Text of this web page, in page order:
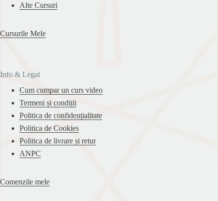
Alte Cursuri
Cursurile Mele
Info & Legal
Cum cumpar un curs video
Termeni și condiții
Politica de confidențialitate
Politica de Cookies
Politica de livrare și retur
ANPC
Comenzile mele